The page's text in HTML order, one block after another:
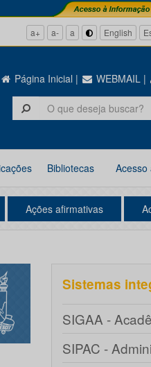
a+ a- a English
Página Inicial | WEBMAIL |
Bibliotecas Acesso
Ações afirmativas
Sistemas
SIGAA -
SIPAC -